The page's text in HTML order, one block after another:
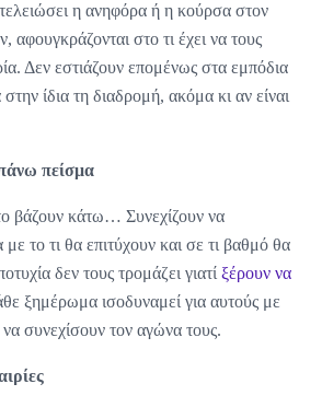
η ανηφόρα ή η κούρσα στον
αφουγκράζονται στο τι έχει να τους
Δεν εστιάζουν επομένως στα εμπόδια
ίδια τη διαδρομή, ακόμα κι αν είναι
πείσμα
βάζουν κάτω… Συνεχίζουν να
το τι θα επιτύχουν και σε τι βαθμό θα
δεν τους τρομάζει γιατί ξέρουν να
ξημέρωμα ισοδυναμεί για αυτούς με
να συνεχίσουν τον αγώνα τους.